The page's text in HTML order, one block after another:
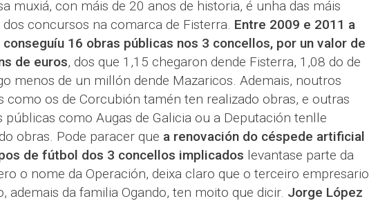
muxiá, con máis de 20 anos de historia, é unha das máis
dos concursos na comarca de Fisterra. Entre 2009 e 2011 a
16 obras públicas nos 3 concellos, por un valor de
de euros, dos que 1,15 chegaron dende Fisterra, 1,08 do de
menos de un millón dende Mazaricos. Ademais, noutros
como os de Corcubión tamén ten realizado obras, e outras
públicas como Augas de Galicia ou a Deputación tenlle
obras. Pode paracer que a renovación do céspede artificial
de fútbol dos 3 concellos implicados levantase parte da
o nome da Operación, deixa claro que o terceiro empresario
ademais da familia Ogando, ten moito que dicir. Jorge López